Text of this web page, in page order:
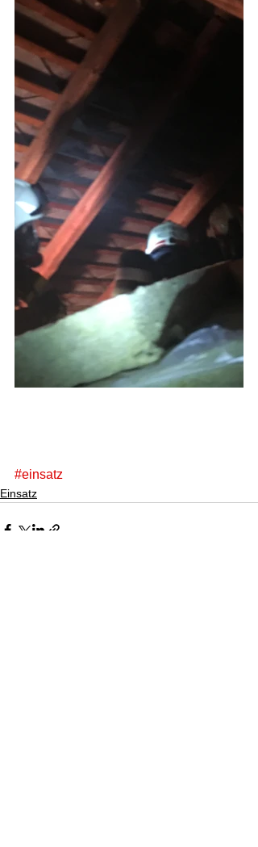
#einsatz
Einsatz